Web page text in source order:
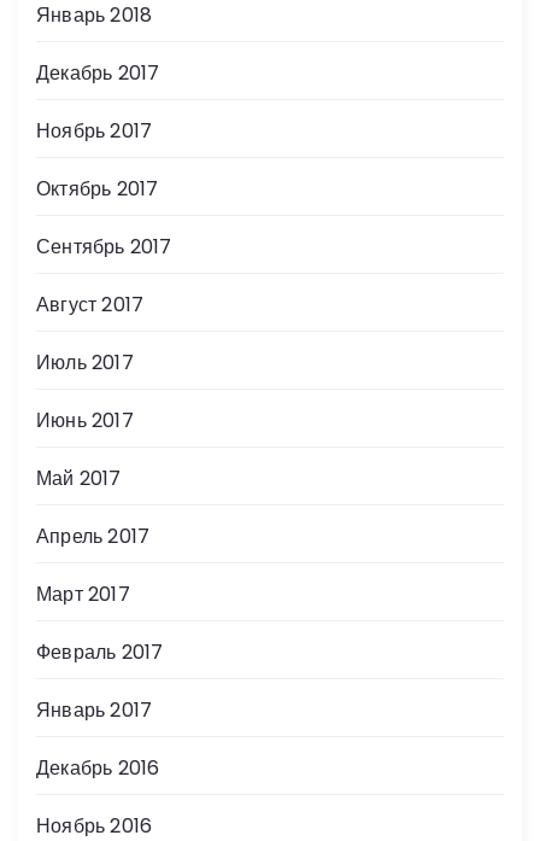
Январь 2018
Декабрь 2017
Ноябрь 2017
Октябрь 2017
Сентябрь 2017
Август 2017
Июль 2017
Июнь 2017
Май 2017
Апрель 2017
Март 2017
Февраль 2017
Январь 2017
Декабрь 2016
Ноябрь 2016